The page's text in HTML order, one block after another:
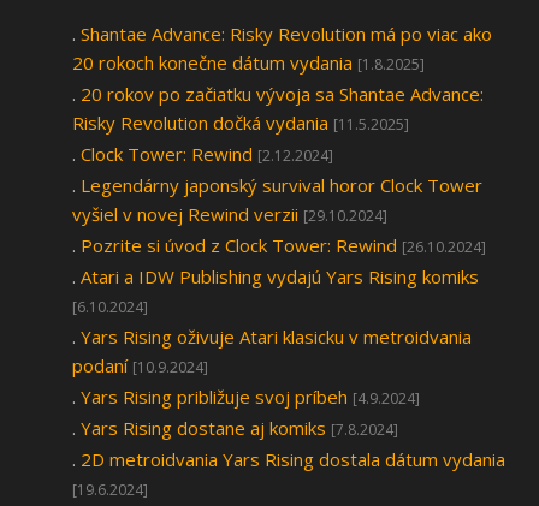
. Shantae Advance: Risky Revolution má po viac ako
20 rokoch konečne dátum vydania [1.8.2025]
. 20 rokov po začiatku vývoja sa Shantae Advance:
Risky Revolution dočká vydania [11.5.2025]
. Clock Tower: Rewind [2.12.2024]
. Legendárny japonský survival horor Clock Tower
vyšiel v novej Rewind verzii [29.10.2024]
. Pozrite si úvod z Clock Tower: Rewind [26.10.2024]
. Atari a IDW Publishing vydajú Yars Rising komiks
[6.10.2024]
. Yars Rising oživuje Atari klasicku v metroidvania
podaní [10.9.2024]
. Yars Rising približuje svoj príbeh [4.9.2024]
. Yars Rising dostane aj komiks [7.8.2024]
. 2D metroidvania Yars Rising dostala dátum vydania
[19.6.2024]